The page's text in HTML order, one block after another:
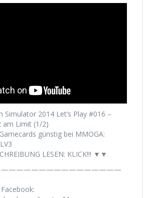
Simulator 2014 Let’s Play #016 –
am Limit (1/2)
günstig bei MMOGA:
LESEN: KLICK!!! ▼▼